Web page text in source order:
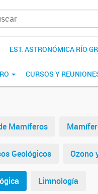
EST. ASTRONÓMICA RÍO
CURSOS Y
Mamíferos
Geológicos Ozono
Limnología